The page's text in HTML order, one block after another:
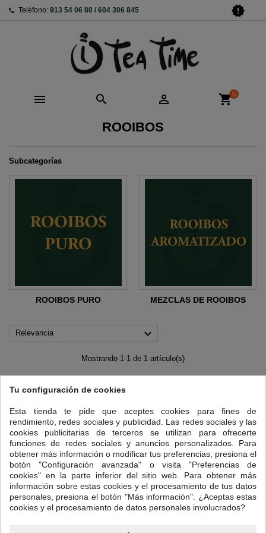
Teléfono: 913 54 06 80 / 604 306 845 new_releases
   shopping_cart0
ROOIBOS
Subcategorías
ROOIBOS PURO MEZCLAS DE ROOIBOS
Relevancia 
Mostrando 1-1 de 1 artículo(s)
Tu configuración de cookies
Esta tienda te pide que aceptes cookies para fines de
rendimiento, redes sociales y publicidad. Las redes sociales y las
cookies publicitarias de terceros se utilizan para ofrecerte
funciones de redes sociales y anuncios personalizados. Para
obtener más información o modificar tus preferencias, presiona el
botón "Configuración avanzada" o visita "Preferencias de
cookies" en la parte inferior del sitio web. Para obtener más
información sobre estas cookies y el procesamiento de tus datos
personales, presiona el botón "Más información". ¿Aceptas estas
cookies y el procesamiento de datos personales involucrados?